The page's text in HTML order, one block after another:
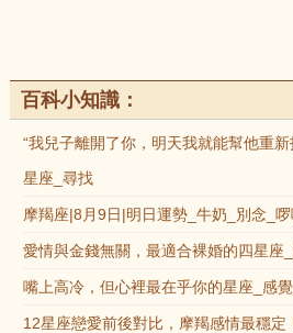
百科小知識：
“我兒子離開了你，明天我就能幫他重新
星座_尋找
摩羯座|8月9日|明日運勢_牛奶_別念_
愛情與金錢無關，最適合裸婚的四星座
嘴上高冷，但心裡最在乎你的星座_感
12星座戀愛前後對比，摩羯感情最穩